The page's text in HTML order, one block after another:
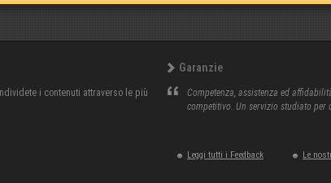
i contenuti attraverso le più
Garanzie
Competenza, assistenza ed
competitivo. Un servizio studiato per
Leggi tutti i Feedback Le